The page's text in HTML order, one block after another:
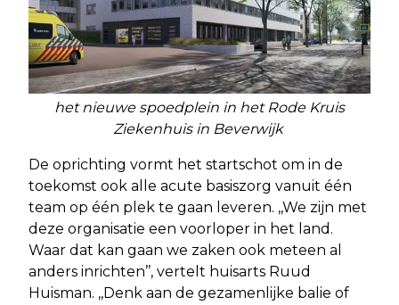
het nieuwe spoedplein in het Rode Kruis
Ziekenhuis in Beverwijk
De oprichting vormt het startschot om in de
toekomst ook alle acute basiszorg vanuit één
team op één plek te gaan leveren. ,,We zijn met
deze organisatie een voorloper in het land.
Waar dat kan gaan we zaken ook meteen al
anders inrichten’’, vertelt huisarts Ruud
Huisman. ,,Denk aan de gezamenlijke balie of